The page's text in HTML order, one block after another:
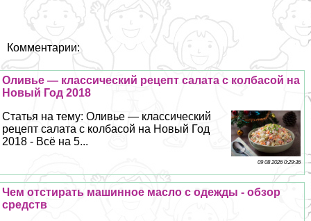
Комментарии:
Оливье — классический рецепт салата с колбасой на
Новый Год 2018
Статья на тему: Оливье — классический
рецепт салата с колбасой на Новый Год
2018 - Всё на 5...
09 08 2026 0:29:36
Чем отстирать машинное масло с одежды - обзор
средств